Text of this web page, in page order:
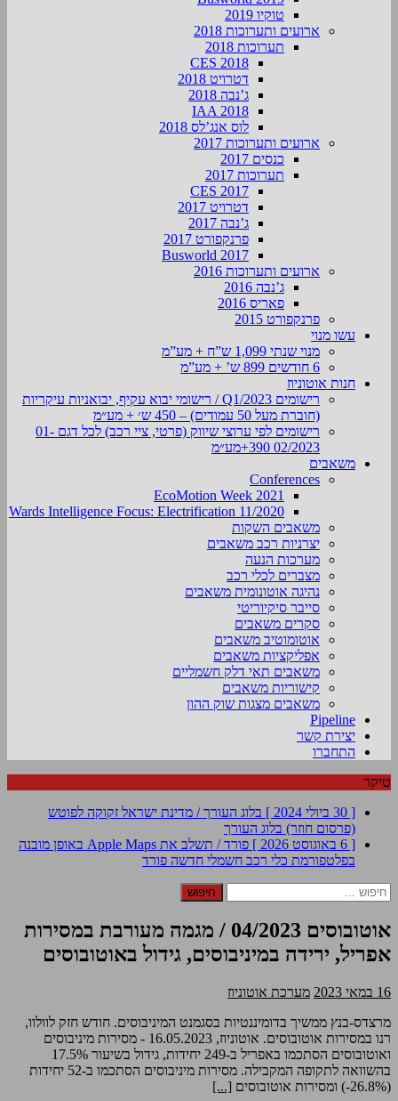
טוקיו 2019
ארועים ותערוכות 2018
תערוכות 2018
CES 2018
דטרויט 2018
ג’נבה 2018
IAA 2018
לוס אנג’לס 2018
ארועים ותערוכות 2017
כנסים 2017
תערוכות 2017
CES 2017
דטרויט 2017
ג’נבה 2017
פרנקפורט 2017
Busworld 2017
ארועים ותערוכות 2016
ג’נבה 2016
פאריס 2016
פרנקפורט 2015
עשו מנוי
מנוי שנתי 1,099 ש”ח + מע”מ
6 חודשים 899 ש’ + מע”מ
חנות אוטוניוז
רישומים Q1/2023 / רישומי יבוא עקיף, יבואניות עיקריות
(חוברת מעל 50 עמודים) – 450 ש׳ + מע״מ
רישומים לפי ערוצי שיווק (פרטי, ציי רכב) לכל דגם 01-
02/2023 390+מע״מ
משאבים
Conferences
EcoMotion Week 2021
Wards Intelligence Focus: Electrification 11/2020
משאבים השקות
יצרניות רכב משאבים
מערכות הנעה
מצברים לכלי רכב
נהיגה אוטונומית משאבים
סייבר סיקיוריטי
סקרים משאבים
אוטומוטיב משאבים
אפליקציות משאבים
משאבים תאי דלק חשמליים
קישוריות משאבים
משאבים מצגות שוק ההון
Pipeline
יצירת קשר
התחברו
טיקר
[ 30 ביולי 2024 ]
בלוג העורך / מדינת ישראל זקוקה לפוטש
(פרסום חוזר) בלוג העורך
[ 6 באוגוסט 2026 ]
פורד / תשלב את Apple Maps באופן מובנה
בפלטפורמת כלי רכב חשמלי חדשה פורד
חיפוש:
אוטובוסים 04/2023 / מגמה מעורבת במסירות
אפריל, ירידה במיניבוסים, גידול באוטובוסים
16 במאי 2023
מערכת אוטוניוז
מרצדס-בנץ ממשיך בדומיננטיות בסגמנט המיניבוסים. חודש חזק לוולוו,
רנו במסירות אוטובוסים. אוטוניוז, 16.05.2023 - מסירות מיניבוסים
ואוטובוסים הסתכמו באפריל ב-249 יחידות, גידול בשיעור 17.5%
בהשוואה לתקופה המקבילה. מסירות מיניבוסים הסתכמו ב-52 יחידות
(26.8%-) ומסירות אוטובוסים
[...]